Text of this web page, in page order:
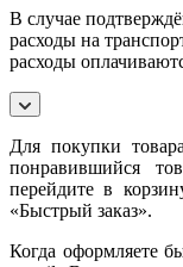
В случае
расходы на
расходы
Для покупки
понравившийся
перейдите в
«Быстрый заказ».
Когда оформляете